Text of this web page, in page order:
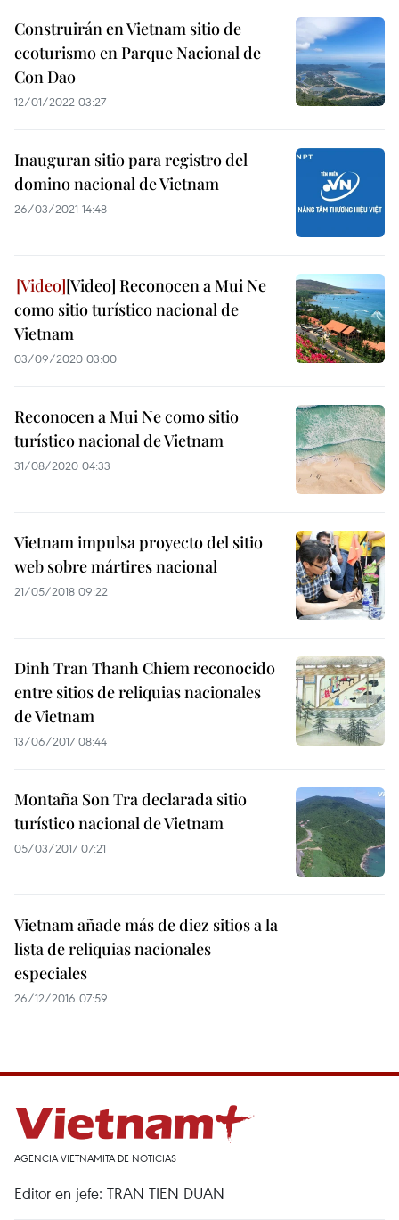
Construirán en Vietnam sitio de
ecoturismo en Parque Nacional de
Con Dao
12/01/2022 03:27
Inauguran sitio para registro del
domino nacional de Vietnam
26/03/2021 14:48
[Video] Reconocen a Mui Ne
como sitio turístico nacional de
Vietnam
03/09/2020 03:00
Reconocen a Mui Ne como sitio
turístico nacional de Vietnam
31/08/2020 04:33
Vietnam impulsa proyecto del sitio
web sobre mártires nacional
21/05/2018 09:22
Dinh Tran Thanh Chiem reconocido
entre sitios de reliquias nacionales
de Vietnam
13/06/2017 08:44
Montaña Son Tra declarada sitio
turístico nacional de Vietnam
05/03/2017 07:21
Vietnam añade más de diez sitios a la
lista de reliquias nacionales
especiales
26/12/2016 07:59
AGENCIA VIETNAMITA DE NOTICIAS
Editor en jefe: TRAN TIEN DUAN